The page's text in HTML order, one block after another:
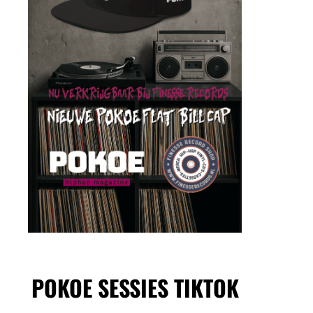
POKOE SESSIES TIKTOK